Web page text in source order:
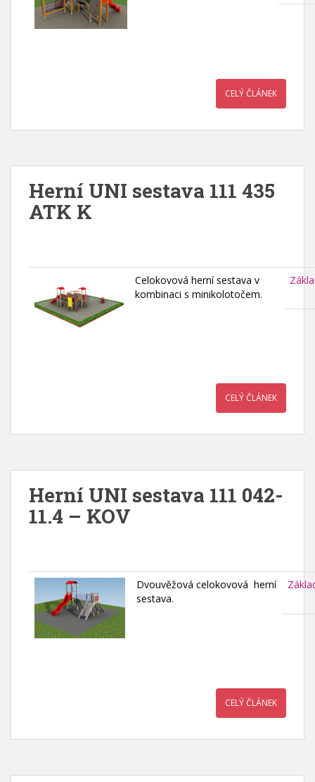
CELÝ ČLÁNEK
Herní UNI sestava 111 435
ATK K
Celokovová herní sestava v
kombinaci s minikolotočem.
CELÝ ČLÁNEK
Herní UNI sestava 111 042-
11.4 – KOV
Dvouvěžová celokovová herní
sestava.
CELÝ ČLÁNEK